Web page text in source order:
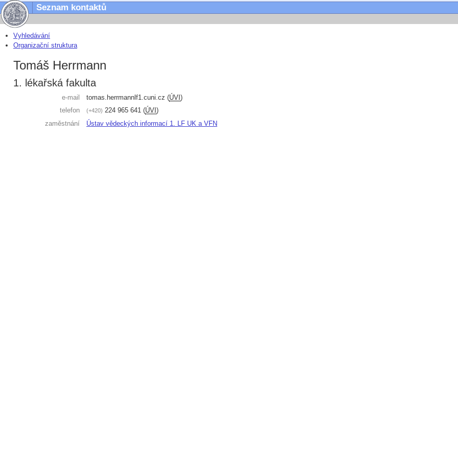
Seznam kontaktů
Vyhledávání
Organizační struktura
Tomáš Herrmann
1. lékařská fakulta
e-mail tomas.herrmannlf1.cuni.cz (ÚVI)
telefon
+420 224 965 641 (ÚVI )
zaměstnání
Ústav vědeckých informací 1. LF UK a VFN